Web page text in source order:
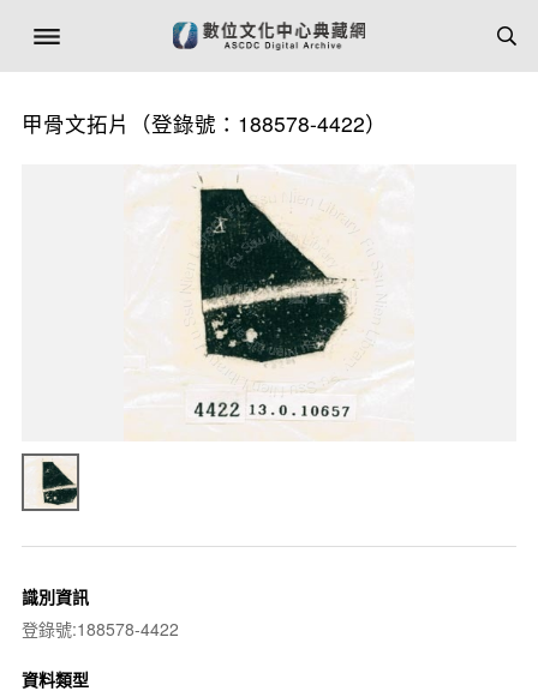
甲骨文拓片（登錄號：188578-4422）
識別資訊
登錄號:188578-4422
資料類型